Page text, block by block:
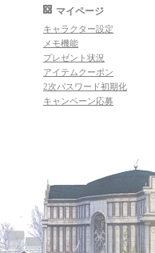
マイページ
キャラクター設定
メモ機能
プレゼント状況
アイテムクーポン
2次パスワード初期化
キャンペーン応募